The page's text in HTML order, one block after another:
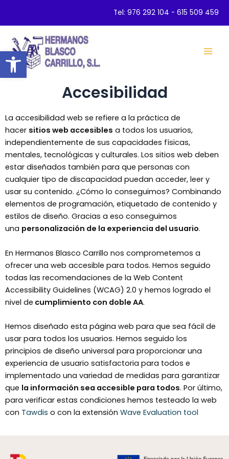
Abrir barra de herramientas
Tel: 976 292 104 - 615 509 459
Accesibilidad
La accesibilidad web se refiere a la práctica de
hacer sitios web accesibles a todos los usuarios,
independientemente de sus capacidades físicas,
mentales, tecnológicas y culturales. Los sitios web deben
estar diseñados también para que personas con
cualquier tipo de discapacidad puedan acceder, leer y
usar su contenido. ¿Cómo lo conseguimos? Combinando
elementos de programación, etiquetado de contenido y
estilos de diseño. Gracias a eso conseguimos
una personalización de la experiencia del usuario.
En Hermanos Blasco Carrillo nos comprometemos a
ofrecer una web accesible para todos. Hemos seguido
todas las recomendaciones de la Web Content
Accessibility Guidelines (WCAG) 2.0 y hemos logrado el
nivel de cumplimiento con doble AA.
Hemos diseñado esta página web para que sea fácil de
usar para todos los usuarios. Hemos seguido los
principios de diseño universal para proporcionar una
experiencia de usuario satisfactoria para todos e
implementado una variedad de medidas para garantizar
que la información sea accesible para todos. Por último,
para verificar estas condiciones hemos testeado la web
con Tawdis o con la extensión Wave Evaluation tool